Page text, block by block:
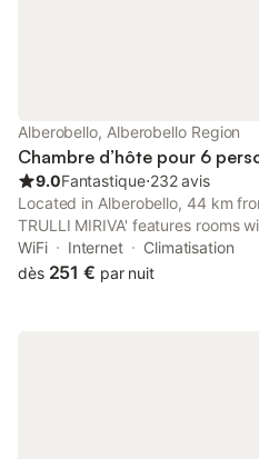
Alberobello, Alberobello Region
Chambre d’hôte pour 6
9.0Fantastique⋅232 avis
Located in Alberobello, 44 km
TRULLI MIRIVA' features rooms
There is a private entrance at
convenience of those who stay.
WiFi Internet
Climatisation
dès 251 € par nuit